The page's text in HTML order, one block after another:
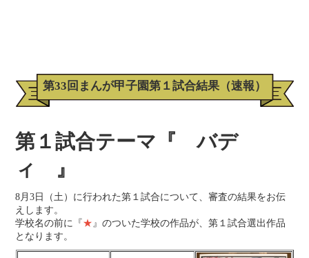
第33回まんが甲子園第１試合結果（速報）
第１試合テーマ『 バデ
ィ 』
8月3日（土）に行われた第１試合について、審査の結果をお伝
えします。
学校名の前に『★ 』のついた学校の作品が、第１試合選出作品
となります。